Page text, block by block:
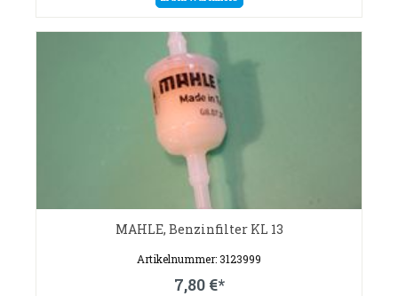
MAHLE, Benzinfilter KL 13
Artikelnummer: 3123999
7,80 €*